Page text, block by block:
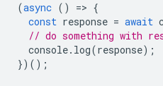
(async () => {
const response = await
// do something with
console. log(response);
})();